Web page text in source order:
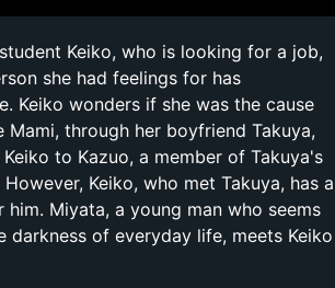
Keiko, who is looking for a job,
she had feelings for has
Keiko wonders if she was the cause
Mami, through her boyfriend Takuya,
to Kazuo, a member of Takuya's
Keiko, who met Takuya, has a
him. Miyata, a young man who seems
darkness of everyday life, meets Keiko